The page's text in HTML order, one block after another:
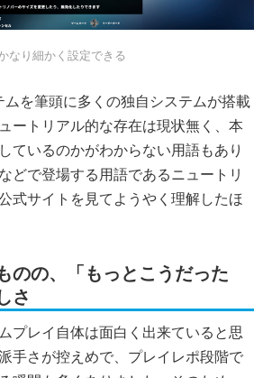
なり細かく設定できる
を筆頭に多くの独自システムが搭載
ートリアル的な存在は現状無く、本
ているのかがわからない用語もあり
どで登場する用語であるニュートリ
式サイトを見てようやく理解したほ
のの、「もっとこうだった
さ
プレイ自体は面白く出来ていると思
手さが控えめで、プレイレポ段階で